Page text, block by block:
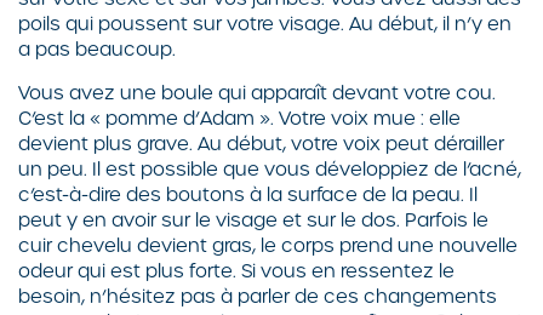
poils qui poussent sur votre visage. Au début, il n’y en
a pas beaucoup.
Vous avez une boule qui apparaît devant votre cou.
C’est la « pomme d’Adam ». Votre voix mue : elle
devient plus grave. Au début, votre voix peut dérailler
un peu. Il est possible que vous développiez de l’acné,
c’est-à-dire des boutons à la surface de la peau. Il
peut y en avoir sur le visage et sur le dos. Parfois le
cuir chevelu devient gras, le corps prend une nouvelle
odeur qui est plus forte. Si vous en ressentez le
besoin, n’hésitez pas à parler de ces changements